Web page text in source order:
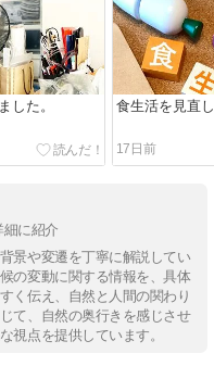
した。 食生活を見直
17日前
細に紹介
景や変遷を丁寧に解説してい
の変動に関する情報を、具体
く伝え、自然と人間の関わり
て、自然の奥行きを感じさせ
視点を提供しています。